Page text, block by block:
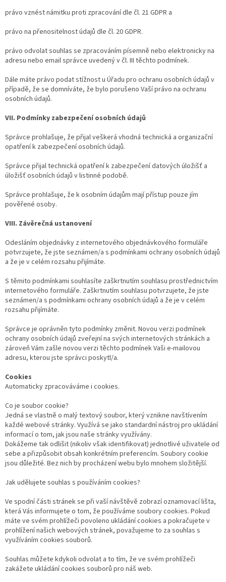
právo vznést námitku proti zpracování dle čl. 21 GDPR a
právo na přenositelnost údajů dle čl. 20 GDPR.
právo odvolat souhlas se zpracováním písemně nebo elektronicky na
adresu nebo email správce uvedený v čl. III těchto podmínek.
Dále máte právo podat stížnost u Úřadu pro ochranu osobních údajů v
případě, že se domníváte, že bylo porušeno Vaší právo na ochranu
osobních údajů.
VII. Podmínky zabezpečení osobních údajů
Správce prohlašuje, že přijal veškerá vhodná technická a organizační
opatření k zabezpečení osobních údajů.
Správce přijal technická opatření k zabezpečení datových úložišť a
úložišť osobních údajů v listinné podobě.
Správce prohlašuje, že k osobním údajům mají přístup pouze jím
pověřené osoby.
VIII. Závěrečná ustanovení
Odesláním objednávky z internetového objednávkového formuláře
potvrzujete, že jste seznámen/a s podmínkami ochrany osobních údajů
a že je v celém rozsahu přijímáte.
S těmito podmínkami souhlasíte zaškrtnutím souhlasu prostřednictvím
internetového formuláře. Zaškrtnutím souhlasu potvrzujete, že jste
seznámen/a s podmínkami ochrany osobních údajů a že je v celém
rozsahu přijímáte.
Správce je oprávněn tyto podmínky změnit. Novou verzi podmínek
ochrany osobních údajů zveřejní na svých internetových stránkách a
zároveň Vám zašle novou verzi těchto podmínek Vaši e-mailovou
adresu, kterou jste správci poskytl/a.
Cookies
Automaticky zpracováváme i cookies.
Co je soubor cookie?
Jedná se vlastně o malý textový soubor, který vznikne navštívením
každé webové stránky. Využívá se jako standardní nástroj pro ukládání
informací o tom, jak jsou naše stránky využívány.
Dokážeme tak odlišit (nikoliv však identifikovat) jednotlivé uživatele od
sebe a přizpůsobit obsah konkrétním preferencím. Soubory cookie
jsou důležité. Bez nich by procházení webu bylo mnohem složitější.
Jak udělujete souhlas s používáním cookies?
Ve spodní části stránek se při vaší návštěvě zobrazí oznamovací lišta,
která Vás informujete o tom, že používáme soubory cookies. Pokud
máte ve svém prohlížeči povoleno ukládání cookies a pokračujete v
prohlížení našich webových stránek, považujeme to za souhlas s
využíváním cookies souborů.
Souhlas můžete kdykoli odvolat a to tím, že ve svém prohlížeči
zakážete ukládání cookies souborů pro náš web.